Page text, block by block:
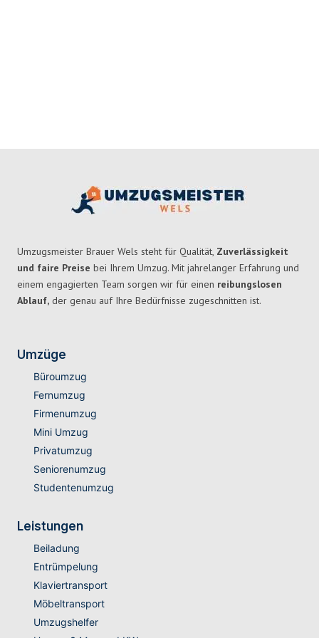
Umzugsmeister Brauer Wels steht für Qualität, Zuverlässigkeit
und faire Preise bei Ihrem Umzug. Mit jahrelanger Erfahrung und
einem engagierten Team sorgen wir für einen reibungslosen
Ablauf, der genau auf Ihre Bedürfnisse zugeschnitten ist.
Umzüge
Büroumzug
Fernumzug
Firmenumzug
Mini Umzug
Privatumzug
Seniorenumzug
Studentenumzug
Leistungen
Beiladung
Entrümpelung
Klaviertransport
Möbeltransport
Umzugshelfer